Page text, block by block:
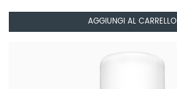
AGGIUNGI AL CARRELLO